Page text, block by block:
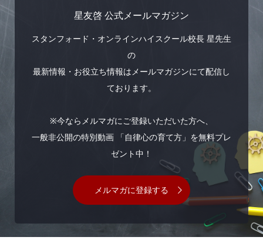
星友啓 公式メールマガジン
スタンフォード・オンラインハイスクール校長 星先生
の
最新情報・お役立ち情報はメールマガジンにて配信し
ております。
※今ならメルマガにご登録いただいた方へ、
一般非公開の特別動画 「自律心の育て方」を無料プレ
ゼント中！
メルマガに登録する